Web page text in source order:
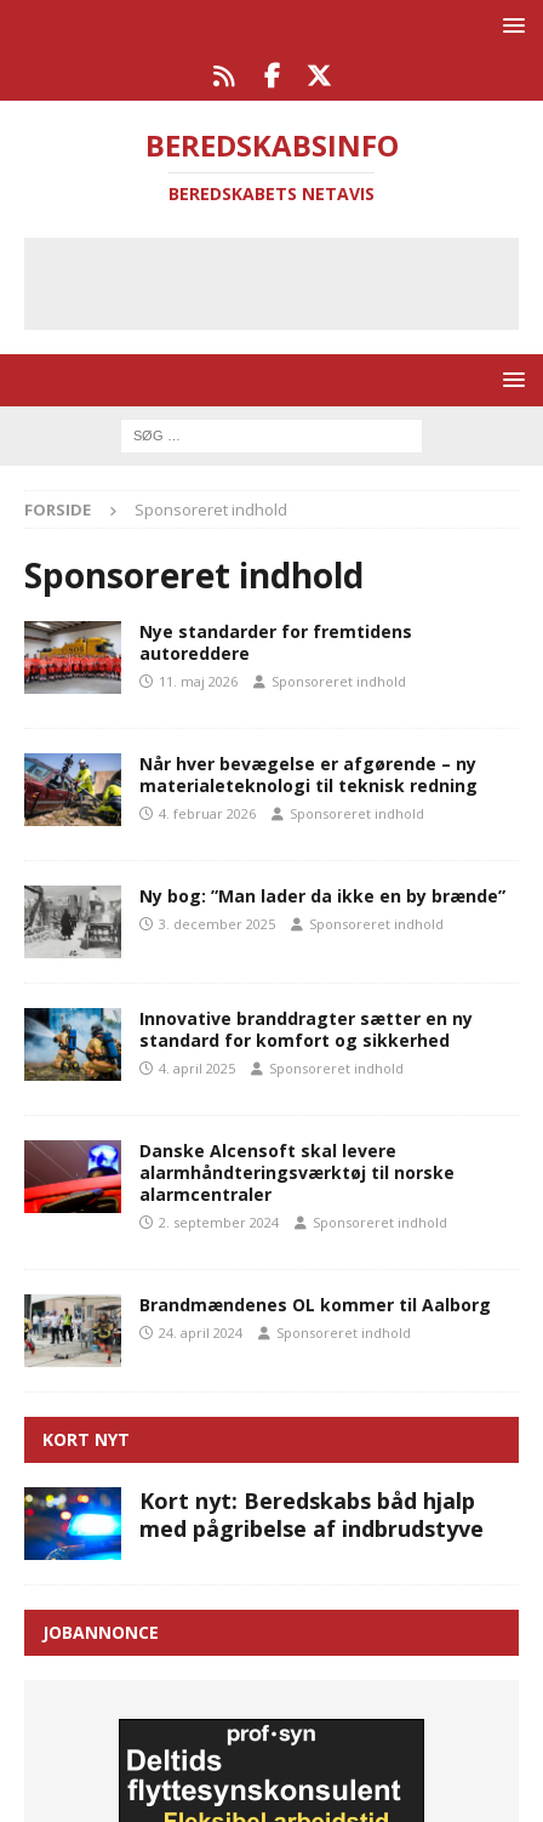
BEREDSKABSINFO
BEREDSKABETS NETAVIS
FORSIDE Sponsoreret indhold
Sponsoreret indhold
Nye standarder for fremtidens
autoreddere
11. maj 2026 Sponsoreret indhold
Når hver bevægelse er afgørende – ny
materialeteknologi til teknisk redning
4. februar 2026 Sponsoreret indhold
Ny bog: ”Man lader da ikke en by brænde”
3. december 2025 Sponsoreret indhold
Innovative branddragter sætter en ny
standard for komfort og sikkerhed
4. april 2025 Sponsoreret indhold
Danske Alcensoft skal levere
alarmhåndteringsværktøj til norske
alarmcentraler
2. september 2024 Sponsoreret indhold
Brandmændenes OL kommer til Aalborg
24. april 2024 Sponsoreret indhold
KORT NYT
Kort nyt: Beredskabs båd hjalp
med pågribelse af indbrudstyve
JOBANNONCE